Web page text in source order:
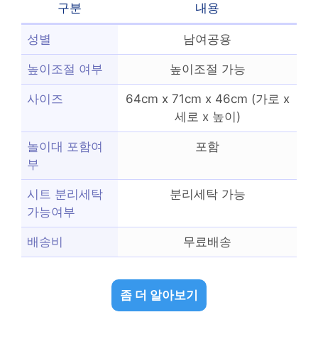
구분 내용
성별 남여공용
높이조절 여부 높이조절 가능
사이즈
64cm x 71cm x 46cm (가로 x
세로 x 높이)
놀이대 포함여
부
포함
시트 분리세탁
가능여부
분리세탁 가능
배송비 무료배송
좀 더 알아보기